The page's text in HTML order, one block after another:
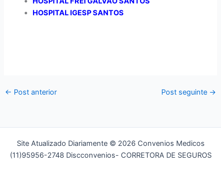
HOSPITAL IGESP SANTOS
← Post anterior Post seguinte →
Site Atualizado Diariamente © 2026 Convenios Medicos
(11)95956-2748 Discconvenios- CORRETORA DE SEGUROS